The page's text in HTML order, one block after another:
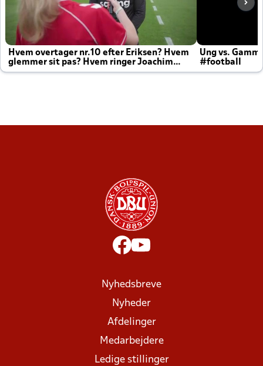
Hvem overtager nr.10 efter Eriksen? Hvem
glemmer sit pas? Hvem ringer Joachim
altid til efter kampe?
Ung vs.
#football
Nyhedsbreve
Nyheder
Afdelinger
Medarbejdere
Ledige stillinger